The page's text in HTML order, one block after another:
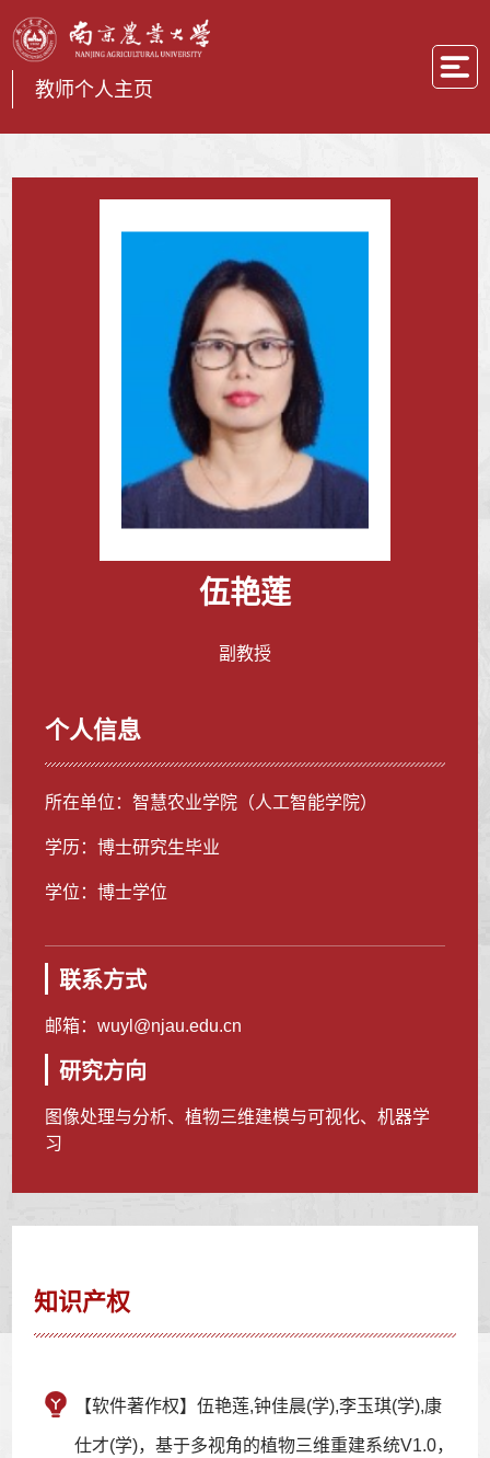
教师个人主页
伍艳莲
副教授
个人信息
所在单位：智慧农业学院（人工智能学院）
学历：博士研究生毕业
学位：博士学位
联系方式
邮箱：wuyl@njau.edu.cn
研究方向
图像处理与分析、植物三维建模与可视化、机器学
习
知识产权
【软件著作权】伍艳莲,钟佳晨(学),李玉琪(学),康
仕才(学)，基于多视角的植物三维重建系统V1.0，